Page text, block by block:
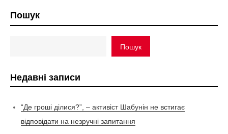
Пошук
Пошук
Недавні записи
“Де гроші ділися?”, – активіст Шабунін не встигає
відповідати на незручні запитання